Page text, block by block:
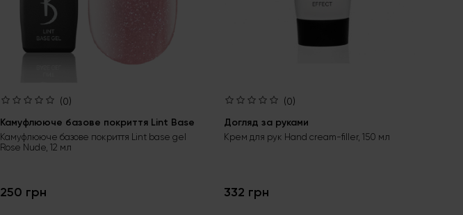
(0)
Камуфлююче базове покриття Lint Base
Камуфлююче базове покриття Lint base gel
Rose Nude, 12 мл
250 грн
(0)
Догляд за руками
Крем для рук Hand cream-filler, 150 мл
332 грн